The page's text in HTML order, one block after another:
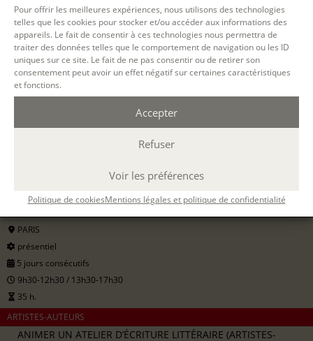
Pour offrir les meilleures expériences, nous utilisons des technologies
telles que les cookies pour stocker et/ou accéder aux informations des
appareils. Le fait de consentir à ces technologies nous permettra de
traiter des données telles que le comportement de navigation ou les ID
uniques sur ce site. Le fait de ne pas consentir ou de retirer son
consentement peut avoir un effet négatif sur certaines caractéristiques
et fonctions.
Accepter
Refuser
Voir les préférences
Politique de cookiesMentions légales et politique de confidentialité
Filtrer
09 NOV. 2026
13 NOV. 2026
PARIS
présentiel
5 jours consécutifs
9h30-12h30 / 13h30-17h30
35 h.
ARTISTES-AUTEURS
ANIMER UN ATELIER D’ÉCRITURE LITTÉRAIRE (ARTISTES-